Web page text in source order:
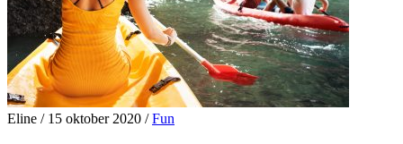
Eline /15 oktober 2020 / Fun